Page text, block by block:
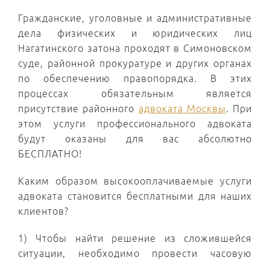
Гражданские, уголовные и административные
дела физических и юридических лиц
Нагатинского затона проходят в Симоновском
суде, районной прокуратуре и других органах
по обеспечению правопорядка. В этих
процессах обязательным является
присутствие районного адвоката Москвы. При
этом услуги профессионального адвоката
будут оказаны для вас абсолютно
БЕСПЛАТНО!
Каким образом высокооплачиваемые услуги
адвоката становится бесплатными для наших
клиентов?
1) Чтобы найти решение из сложившейся
ситуации, необходимо провести часовую